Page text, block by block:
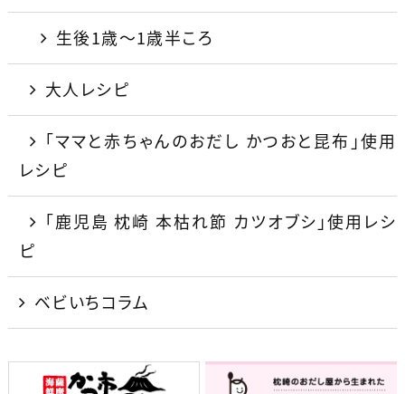
生後1歳〜1歳半ころ
大人レシピ
「ママと赤ちゃんのおだし かつおと昆布」使用
レシピ
「鹿児島 枕崎 本枯れ節 カツオブシ」使用レシ
ピ
ベビいちコラム